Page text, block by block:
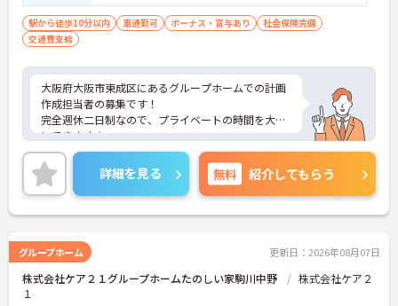
駅から徒歩10分以内 車通勤可 ボーナス・賞与あり
社会保険完備
交通費支給
大阪府大阪市東成区にあるグループホームでの計画
作成担当者の募集です！
完全週休二日制なので、プライベートの時間を大切
にできます☆
昇給・賞与あり♪ 頑張りがしっかり反映されま
す！
ご興味のある方には、面接対策ポイントなど、さら
に詳細をお話しいたしますのでお気軽にご相談くだ
さい！
詳細を見る 無料 紹介してもらう
グループホーム 更新日：2026年08月07日
株式会社ケア２１グループホームたのしい家駒川中野
株式会社ケア２
１